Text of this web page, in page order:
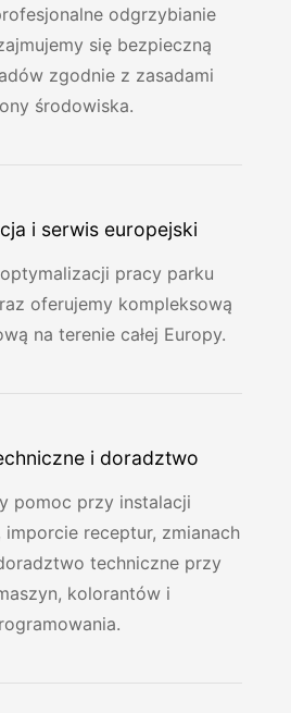
odgrzybianie
się bezpieczną
zgodnie z zasadami
środowiska.
i serwis europejski
pracy parku
oferujemy kompleksową
na terenie całej Europy.
i doradztwo
pomoc przy instalacji
receptur, zmianach
techniczne przy
kolorantów i